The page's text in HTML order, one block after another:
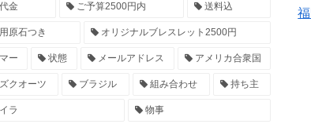
金 ご予算2500円内 送料込
原石つき オリジナルブレスレット2500円
ー 状態 メールアドレス アメリカ合衆国
クオーツ ブラジル 組み合わせ 持ち主
ラ 物事